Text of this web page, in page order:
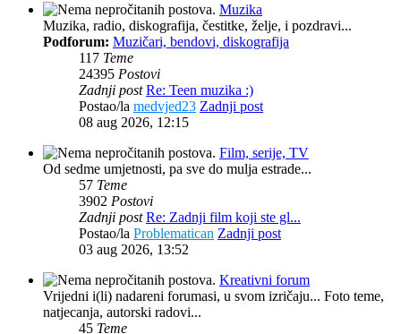
Muzika
Muzika, radio, diskografija, čestitke, želje, i pozdravi...
Podforum: Muzičari, bendovi, diskografija
117 Teme
24395 Postovi
Zadnji post Re: Teen muzika :)
Postao/la medvjed23 Zadnji post
08 aug 2026, 12:15
Film, serije, TV
Od sedme umjetnosti, pa sve do mulja estrade...
57 Teme
3902 Postovi
Zadnji post Re: Zadnji film koji ste gl...
Postao/la Problematican Zadnji post
03 aug 2026, 13:52
Kreativni forum
Vrijedni i(li) nadareni forumasi, u svom izričaju... Foto teme,
natjecanja, autorski radovi...
45 Teme